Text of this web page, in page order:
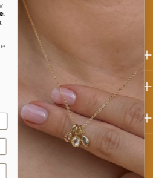
Fredag: 8 - 15:30
kr.)
.